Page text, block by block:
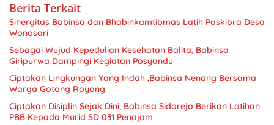
Berita Terkait
Sinergitas Babinsa dan Bhabinkamtibmas Latih Paskibra Desa
Wonosari
Sebagai Wujud Kepedulian Kesehatan Balita, Babinsa
Giripurwa Dampingi Kegiatan Posyandu
Ciptakan Lingkungan Yang Indah ,Babinsa Nenang Bersama
Warga Gotong Royong
Ciptakan Disiplin Sejak Dini, Babinsa Sidorejo Berikan Latihan
PBB Kepada Murid SD 031 Penajam